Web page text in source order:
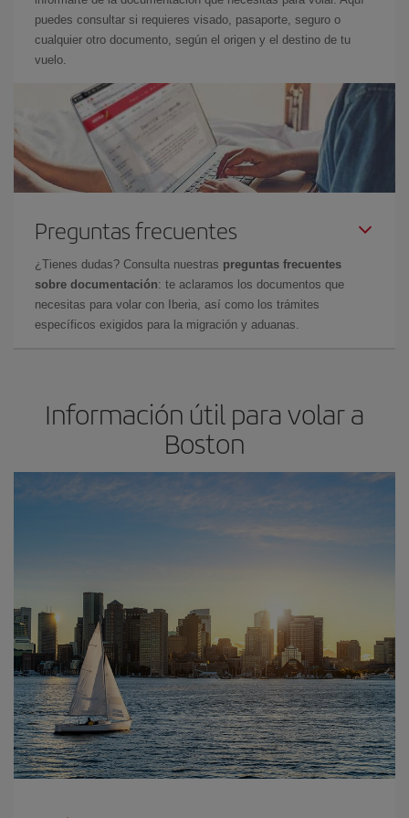
puedes consultar si requieres visado, pasaporte, seguro o
cualquier otro documento, según el origen y el destino de tu
vuelo.
Preguntas frecuentes
¿Tienes dudas? Consulta nuestras preguntas frecuentes
sobre documentación: te aclaramos los documentos que
necesitas para volar con Iberia, así como los trámites
específicos exigidos para la migración y aduanas.
Información útil para volar a
Boston